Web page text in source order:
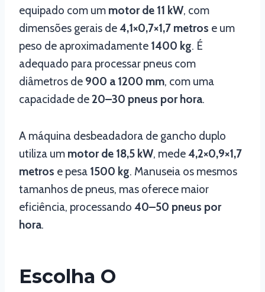
equipado com um motor de 11 kW, com
dimensões gerais de4,1×0,7×1,7 metros e um
peso de aproximadamente 1400 kg. É
adequado para processar pneus com
diâmetros de 900 a 1200 mm, com uma
capacidade de20–30 pneus por hora.
A máquina desbeadadora de gancho duplo
utiliza um motor de 18,5 kW, mede4,2×0,9×1,7
metros e pesa 1500 kg. Manuseia os mesmos
tamanhos de pneus, mas oferece maior
eficiência, processando 40–50 pneus por
hora.
Escolha O